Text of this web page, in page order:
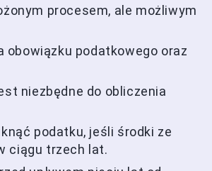
procesem, ale możliwym
podatkowego oraz
niezbędne do obliczenia
podatku, jeśli środki ze
ciągu trzech lat.